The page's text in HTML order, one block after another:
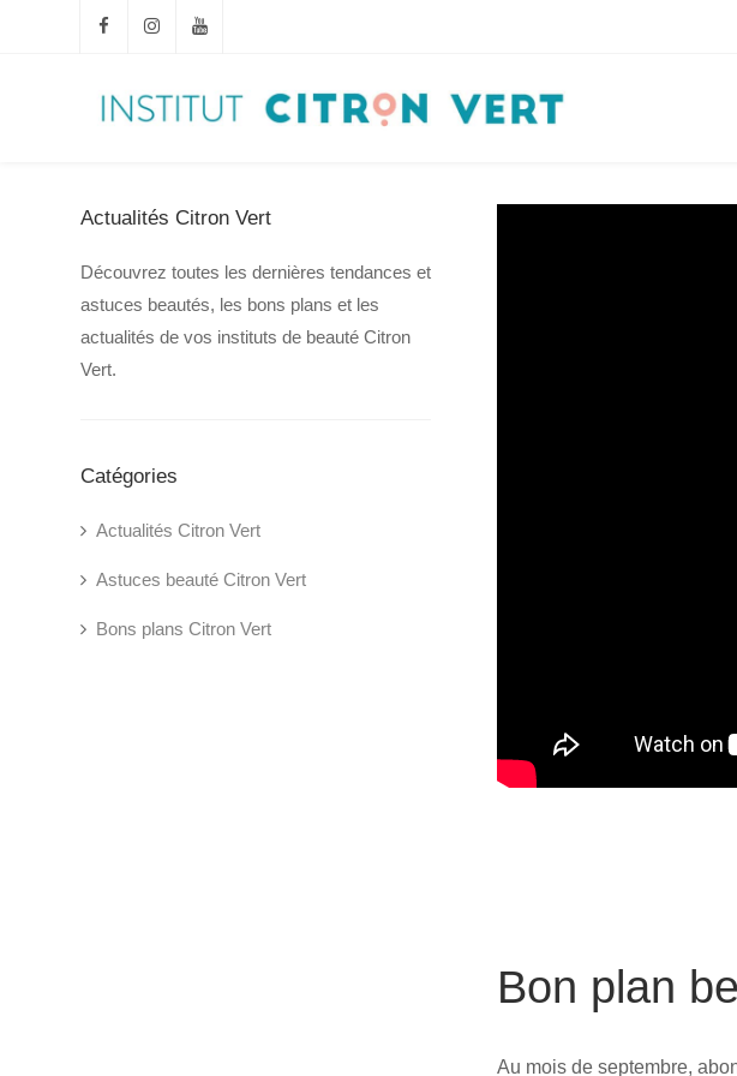
Bon plan
Au mois de septembre,
Actualités Citron Vert
Découvrez toutes les dernières tendances et
astuces beautés, les bons plans et les
actualités de vos instituts de beauté Citron
Vert.
Catégories
Actualités Citron Vert
Astuces beauté Citron Vert
Bons plans Citron Vert